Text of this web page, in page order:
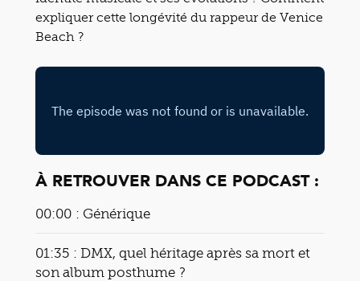
expliquer cette longévité du rappeur de Venice
Beach ?
À RETROUVER DANS CE PODCAST :
00:00 : Générique
01:35 : DMX, quel héritage après sa mort et
son album posthume ?